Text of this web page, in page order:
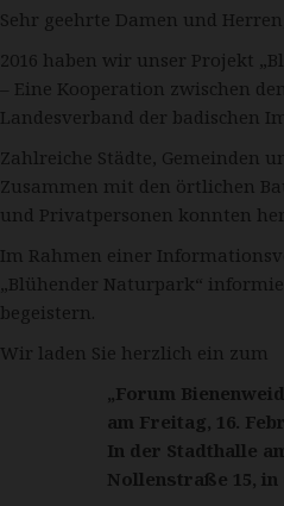
Sehr geehrte Damen und
2016 haben wir unser Projekt
– Eine Kooperation zwischen
Landesverband der badischen
Zahlreiche Städte, Gemeinden
Zusammen mit den örtlichen
und Privatpersonen konnten
Im Rahmen einer
„Blühender Naturpark“
begeistern.
Wir laden Sie herzlich ein zum
„Forum
am Freitag, 16.
In der Stadthalle
Nollenstraße 15, in